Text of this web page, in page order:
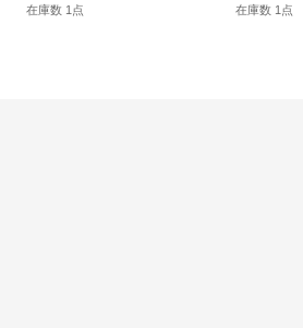
在庫数 1点 在庫数 1点